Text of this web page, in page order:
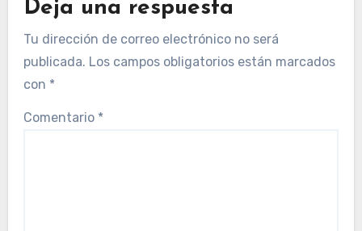
Deja una respuesta
Tu dirección de correo electrónico no será
publicada. Los campos obligatorios están marcados
con *
Comentario *